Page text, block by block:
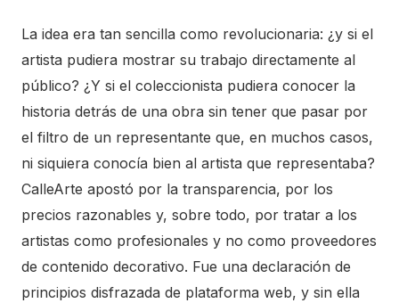
La idea era tan sencilla como revolucionaria: ¿y si el
artista pudiera mostrar su trabajo directamente al
público? ¿Y si el coleccionista pudiera conocer la
historia detrás de una obra sin tener que pasar por
el filtro de un representante que, en muchos casos,
ni siquiera conocía bien al artista que representaba?
CalleArte apostó por la transparencia, por los
precios razonables y, sobre todo, por tratar a los
artistas como profesionales y no como proveedores
de contenido decorativo. Fue una declaración de
principios disfrazada de plataforma web, y sin ella